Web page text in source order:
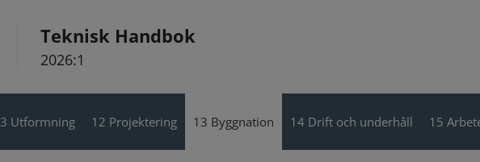
Teknisk Handbok
2026:1
3 Utformning 12 Projektering 13 Byggnation 14 Drift och underhåll 15